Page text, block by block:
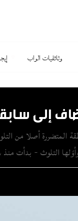
وثائقيات الواب
إلى
أصلا من
التلوث - بدأت